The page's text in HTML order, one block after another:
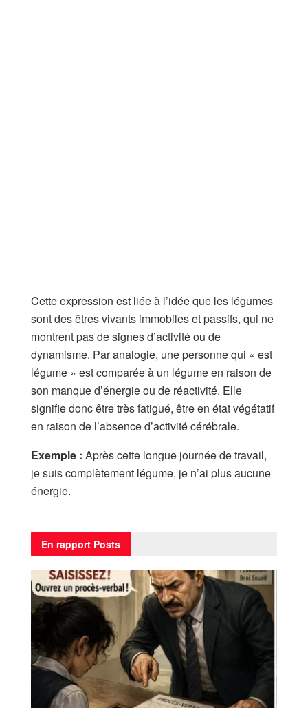
Cette expression est liée à l’idée que les légumes
sont des êtres vivants immobiles et passifs, qui ne
montrent pas de signes d’activité ou de
dynamisme. Par analogie, une personne qui « est
légume » est comparée à un légume en raison de
son manque d’énergie ou de réactivité. Elle
signifie donc être très fatigué, être en état végétatif
en raison de l’absence d’activité cérébrale.
Exemple : Après cette longue journée de travail,
je suis complètement légume, je n’ai plus aucune
énergie.
En rapport Posts